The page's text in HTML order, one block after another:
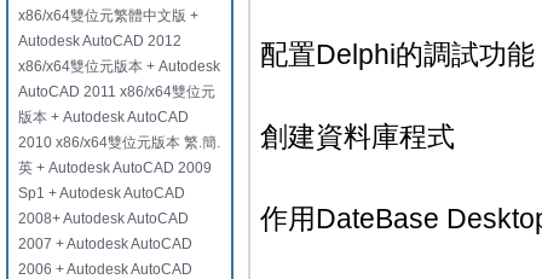
x86/x64雙位元繁體中文版 +
Autodesk AutoCAD 2012
x86/x64雙位元版本 + Autodesk
AutoCAD 2011 x86/x64雙位元
版本 + Autodesk AutoCAD
2010 x86/x64雙位元版本 繁.簡.
英 + Autodesk AutoCAD 2009
Sp1 + Autodesk AutoCAD
2008+ Autodesk AutoCAD
2007 + Autodesk AutoCAD
2006 + Autodesk AutoCAD
配置Delphi的調試功
創建資料庫程式
作用DateBase